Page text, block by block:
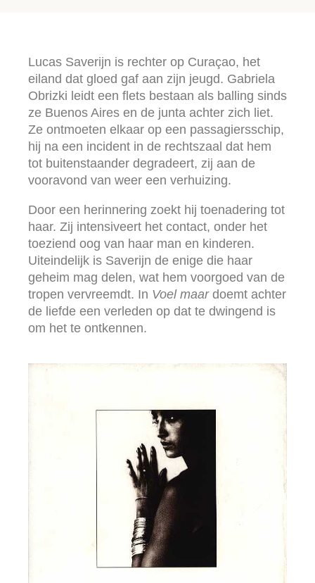
Lucas Saverijn is rechter op Curaçao, het
eiland dat gloed gaf aan zijn jeugd. Gabriela
Obrizki leidt een flets bestaan als balling sinds
ze Buenos Aires en de junta achter zich liet.
Ze ontmoeten elkaar op een passagiersschip,
hij na een incident in de rechtszaal dat hem
tot buitenstaander degradeert, zij aan de
vooravond van weer een verhuizing.
Door een herinnering zoekt hij toenadering tot
haar. Zij intensiveert het contact, onder het
toeziend oog van haar man en kinderen.
Uiteindelijk is Saverijn de enige die haar
geheim mag delen, wat hem voorgoed van de
tropen vervreemdt. In Voel maardoemt achter
de liefde een verleden op dat te dwingend is
om het te ontkennen.